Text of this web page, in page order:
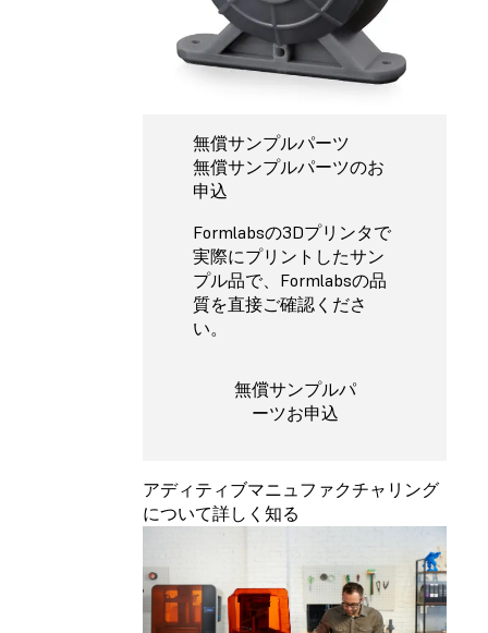
無償サンプルパーツ
無償サンプルパーツのお
申込
Formlabsの3Dプリンタで
実際にプリントしたサン
プル品で、Formlabsの品
質を直接ご確認くださ
い。
無償サンプルパ
ーツお申込
アディティブマニュファクチャリング
について詳しく知る